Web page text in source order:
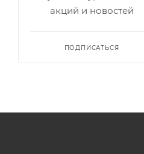
акций и новостей
ПОДПИСАТЬСЯ